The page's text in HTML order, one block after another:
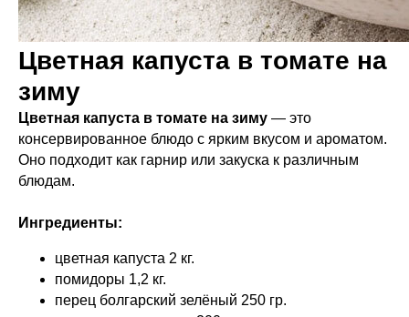
Цветная капуста в томате на
зиму
Цветная капуста в томате на зиму — это
консервированное блюдо с ярким вкусом и ароматом.
Оно подходит как гарнир или закуска к различным
блюдам.
Ингредиенты:
цветная капуста 2 кг.
помидоры 1,2 кг.
перец болгарский зелёный 250 гр.